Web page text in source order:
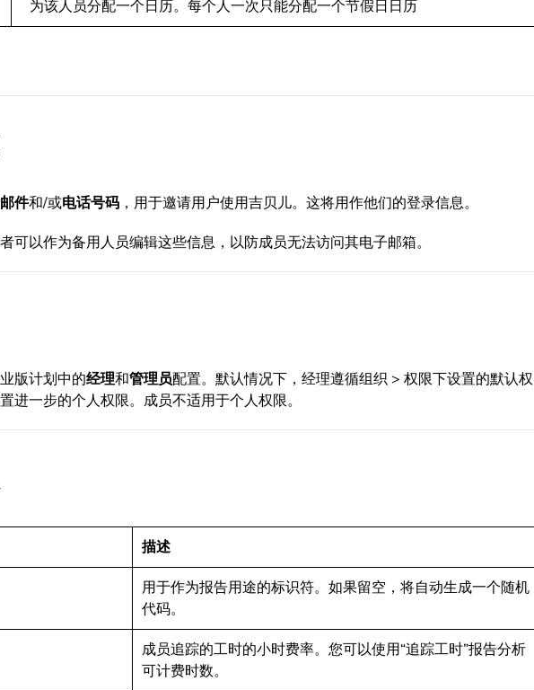
为该人员分配一个日历。每个人一次只能分配一个节假日日历
件和/或电话号码 ，用于邀请用户使用吉贝儿。这将用作他们的登录信息。
可以作为备用人员编辑这些信息，以防成员无法访问其电子邮箱。
版计划中的经理和管理员配置。默认情况下，经理遵循组织 > 权限下设置的默认权
进一步的个人权限。成员不适用于个人权限。
描述
用于作为报告用途的标识符。如果留空，将自动生成一个随机
代码。
成员追踪的工时的小时费率。您可以使用“追踪工时”报告分析
可计费时数。